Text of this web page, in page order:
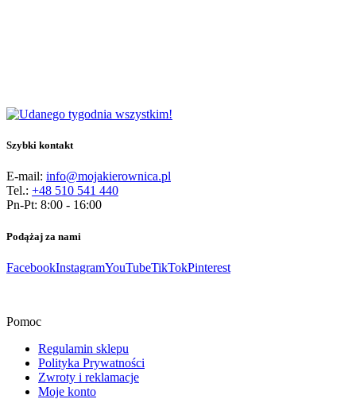
Szybki kontakt
E-mail: info@mojakierownica.pl
Tel.: +48 510 541 440
Pn-Pt: 8:00 - 16:00
Podążaj za nami
FacebookInstagramYouTubeTikTokPinterest
Pomoc
Regulamin sklepu
Polityka Prywatności
Zwroty i reklamacje
Moje konto